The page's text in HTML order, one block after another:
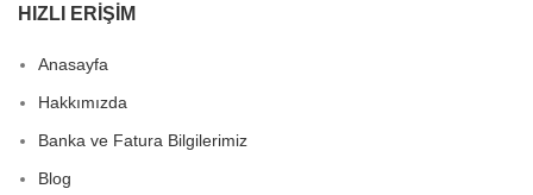
HIZLI ERIŞIM
Anasayfa
Hakkımızda
Banka ve Fatura Bilgilerimiz
Blog